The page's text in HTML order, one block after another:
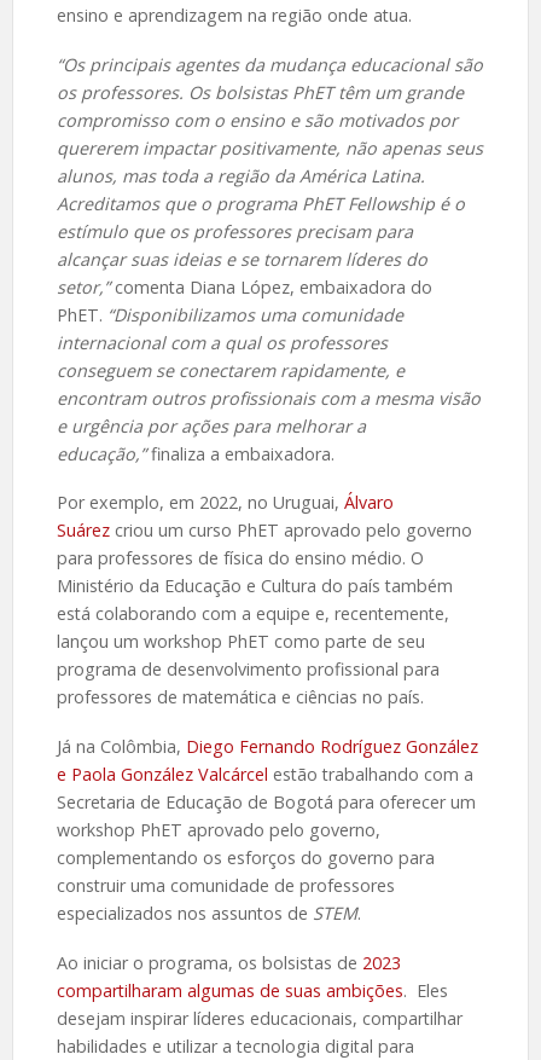
ensino e aprendizagem na região onde atua.
“Os principais agentes da mudança educacional são
os professores. Os bolsistas PhET têm um grande
compromisso com o ensino e são motivados por
quererem impactar positivamente, não apenas seus
alunos, mas toda a região da América Latina.
Acreditamos que o programa PhET Fellowship é o
estímulo que os professores precisam para
alcançar suas ideias e se tornarem líderes do
setor,”comenta Diana López, embaixadora do
PhET. “Disponibilizamos uma comunidade
internacional com a qual os professores
conseguem se conectarem rapidamente, e
encontram outros profissionais com a mesma visão
e urgência por ações para melhorar a
educação,”finaliza a embaixadora.
Por exemplo, em 2022, no Uruguai, Álvaro
Suárezcriou um curso PhET aprovado pelo governo
para professores de física do ensino médio. O
Ministério da Educação e Cultura do país também
está colaborando com a equipe e, recentemente,
lançou um workshop PhET como parte de seu
programa de desenvolvimento profissional para
professores de matemática e ciências no país.
Já na Colômbia, Diego Fernando Rodríguez González
e Paola González Valcárcel estão trabalhando com a
Secretaria de Educação de Bogotá para oferecer um
workshop PhET aprovado pelo governo,
complementando os esforços do governo para
construir uma comunidade de professores
especializados nos assuntos de STEM.
Ao iniciar o programa, os bolsistas de 2023
compartilharam algumas de suas ambições. Eles
desejam inspirar líderes educacionais, compartilhar
habilidades e utilizar a tecnologia digital para